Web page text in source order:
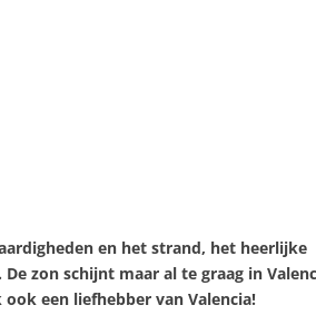
en het strand, het heerlijke
zon schijnt maar al te graag in
een liefhebber van Valencia!